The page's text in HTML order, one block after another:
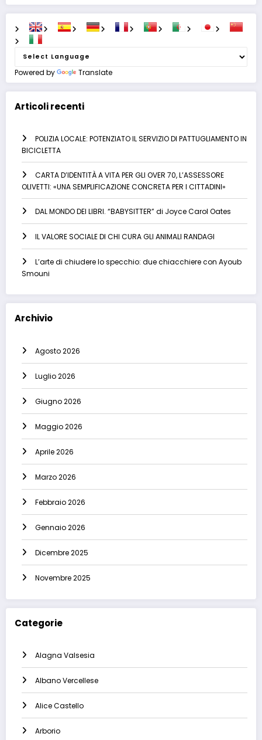
Powered by Translate
Articoli recenti
POLIZIA LOCALE: POTENZIATO IL SERVIZIO DI PATTUGLIAMENTO IN
BICICLETTA
CARTA D’IDENTITÀ A VITA PER GLI OVER 70, L’ASSESSORE
OLIVETTI: «UNA SEMPLIFICAZIONE CONCRETA PER I CITTADINI»
DAL MONDO DEI LIBRI. “BABYSITTER” di Joyce Carol Oates
IL VALORE SOCIALE DI CHI CURA GLI ANIMALI RANDAGI
L’arte di chiudere lo specchio: due chiacchiere con Ayoub
Smouni
Archivio
Agosto 2026
Luglio 2026
Giugno 2026
Maggio 2026
Aprile 2026
Marzo 2026
Febbraio 2026
Gennaio 2026
Dicembre 2025
Novembre 2025
Categorie
Alagna Valsesia
Albano Vercellese
Alice Castello
Arborio